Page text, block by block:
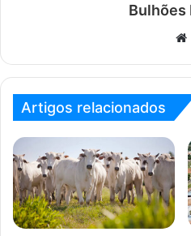
Bulhões
Artigos relacionados